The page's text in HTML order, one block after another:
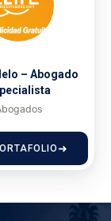
– Abogado